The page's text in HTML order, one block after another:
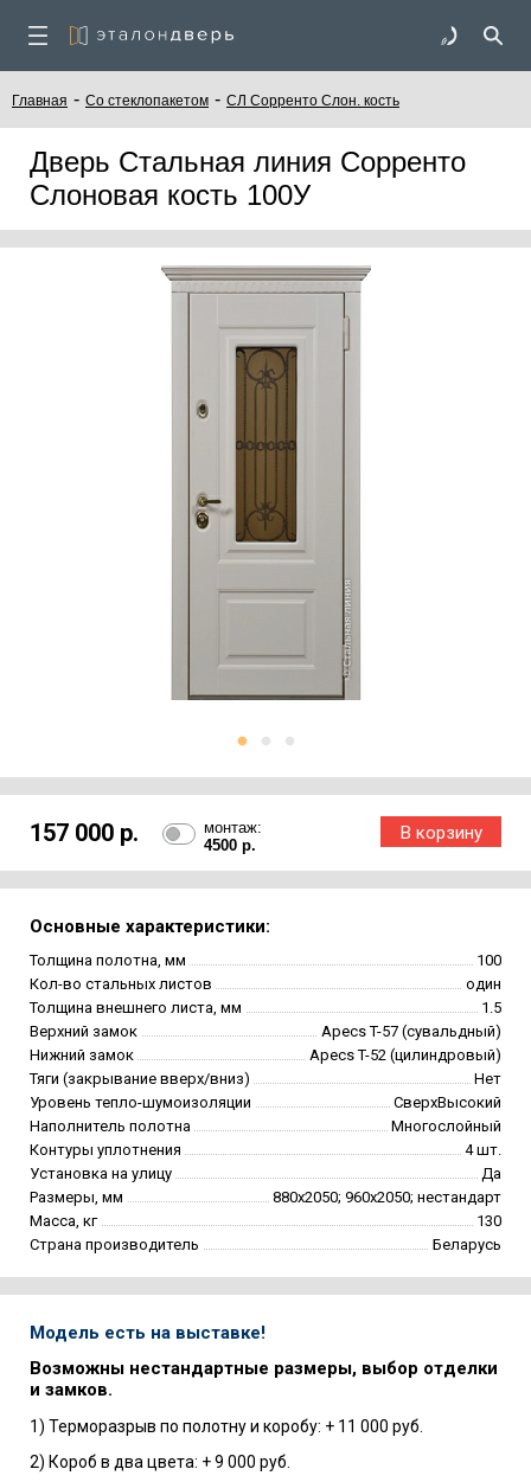
Главная - Со стеклопакетом - СЛ Сорренто Слон. кость
Дверь Стальная линия Сорренто
Слоновая кость 100У
157 000 р.
монтаж:
4500 р.
Основные характеристики:
Толщина полотна, мм
100
Кол-во стальных листов
один
Толщина внешнего листа, мм
1.5
Верхний замок
Apecs T-57 (сувальдный)
Нижний замок
Apecs T-52 (цилиндровый)
Тяги (закрывание вверх/вниз)
Нет
Уровень тепло-шумоизоляции
СверхВысокий
Наполнитель полотна
Многослойный
Контуры уплотнения
4 шт.
Установка на улицу
Да
Размеры, мм
880х2050; 960х2050; нестандарт
Масса, кг
130
Страна производитель
Беларусь
Модель есть на выставке!
Возможны нестандартные размеры, выбор отделки
и замков.
1) Терморазрыв по полотну и коробу: + 11 000 руб.
2) Короб в два цвета: + 9 000 руб.